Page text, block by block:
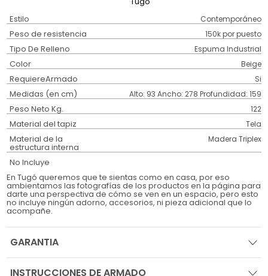
Estilo Contemporáneo
Peso de resistencia 150k por puesto
Tipo De Relleno Espuma Industrial
Color Beige
RequiereArmado Si
Medidas (en cm) Alto: 93 Ancho: 278 Profundidad: 159
Peso Neto Kg. 122
Material del tapiz Tela
Material de la
estructura interna
Madera Triplex
No Incluye
En Tugó queremos que te sientas como en casa, por eso
ambientamos las fotografías de los productos en la página para
darte una perspectiva de cómo se ven en un espacio, pero esto
no incluye ningún adorno, accesorios, ni pieza adicional que lo
acompañe.
GARANTIA
INSTRUCCIONES DE ARMADO